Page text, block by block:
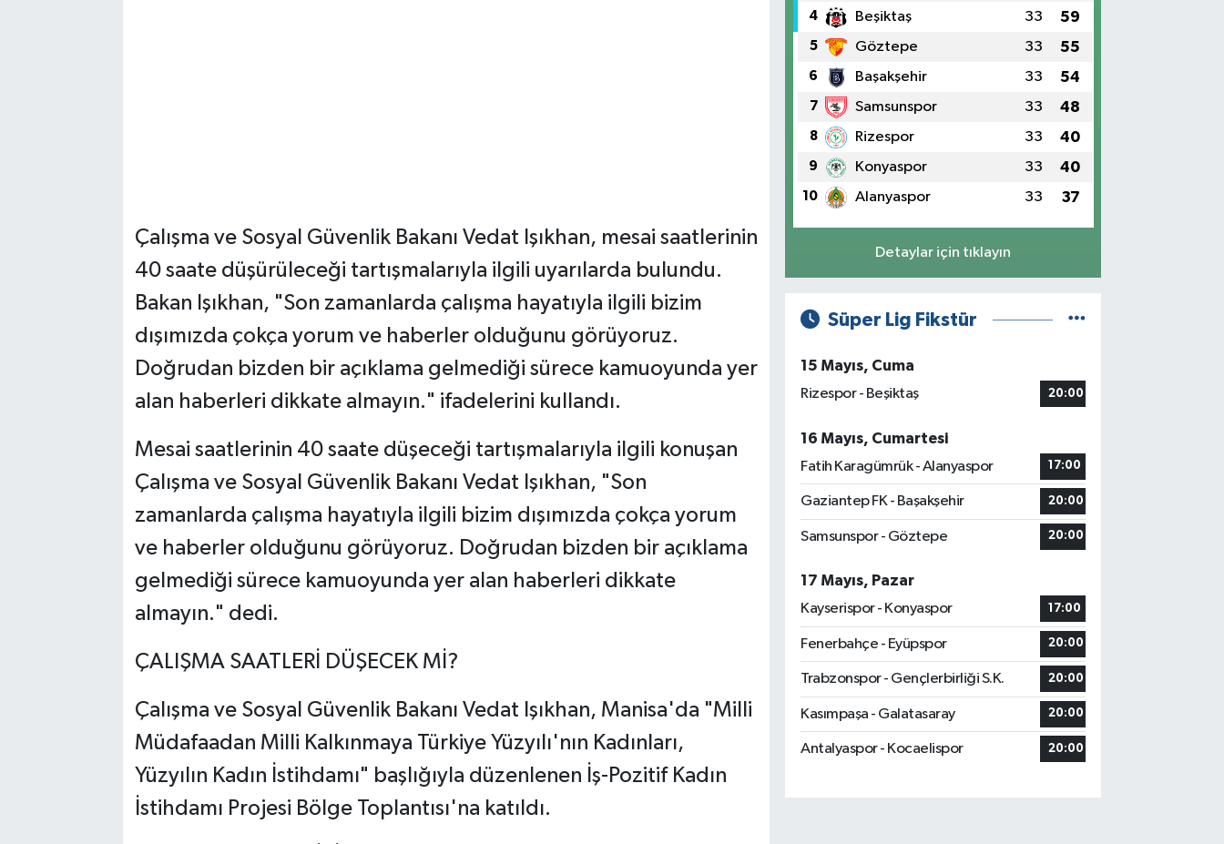
Çalışma ve Sosyal Güvenlik Bakanı Vedat Işıkhan, mesai saatlerinin
40 saate düşürüleceği tartışmalarıyla ilgili uyarılarda bulundu.
Bakan Işıkhan, "Son zamanlarda çalışma hayatıyla ilgili bizim
dışımızda çokça yorum ve haberler olduğunu görüyoruz.
Doğrudan bizden bir açıklama gelmediği sürece kamuoyunda yer
alan haberleri dikkate almayın." ifadelerini kullandı.
Mesai saatlerinin 40 saate düşeceği tartışmalarıyla ilgili konuşan
Çalışma ve Sosyal Güvenlik Bakanı Vedat Işıkhan, "Son
zamanlarda çalışma hayatıyla ilgili bizim dışımızda çokça yorum
ve haberler olduğunu görüyoruz. Doğrudan bizden bir açıklama
gelmediği sürece kamuoyunda yer alan haberleri dikkate
almayın." dedi.
ÇALIŞMA SAATLERİ DÜŞECEK Mİ?
Çalışma ve Sosyal Güvenlik Bakanı Vedat Işıkhan, Manisa'da "Milli
Müdafaadan Milli Kalkınmaya Türkiye Yüzyılı'nın Kadınları,
Yüzyılın Kadın İstihdamı" başlığıyla düzenlenen İş-Pozitif Kadın
İstihdamı Projesi Bölge Toplantısı'na katıldı.
4 Beşiktaş 33 59
5 Göztepe 33 55
6 Başakşehir 33 54
7 Samsunspor 33 48
8 Rizespor 33 40
9 Konyaspor 33 40
10 Alanyaspor 33 37
Detaylar için tıklayın
Süper Lig Fikstür
15 Mayıs, Cuma
Rizespor - Beşiktaş
20:00
16 Mayıs, Cumartesi
Fatih Karagümrük - Alanyaspor
17:00
Gaziantep FK - Başakşehir 20:00
Samsunspor - Göztepe 20:00
17 Mayıs, Pazar
Kayserispor - Konyaspor
17:00
Fenerbahçe - Eyüpspor 20:00
Trabzonspor - Gençlerbirliği S.K. 20:00
Kasımpaşa - Galatasaray 20:00
Antalyaspor - Kocaelispor 20:00